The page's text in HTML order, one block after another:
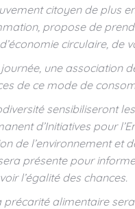
citoyen de plus
propose de
circulaire, de
une association
de ce mode de
sensibiliseront
d’Initiatives pour
de l’environnement et
présente pour
l’égalité des chances.
alimentaire